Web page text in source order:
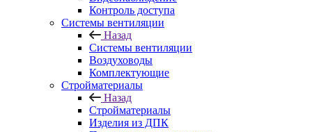
Контроль доступа
Системы вентиляции
Назад
Системы вентиляции
Воздуховоды
Комплектующие
Стройматериалы
Назад
Стройматериалы
Изделия из ДПК